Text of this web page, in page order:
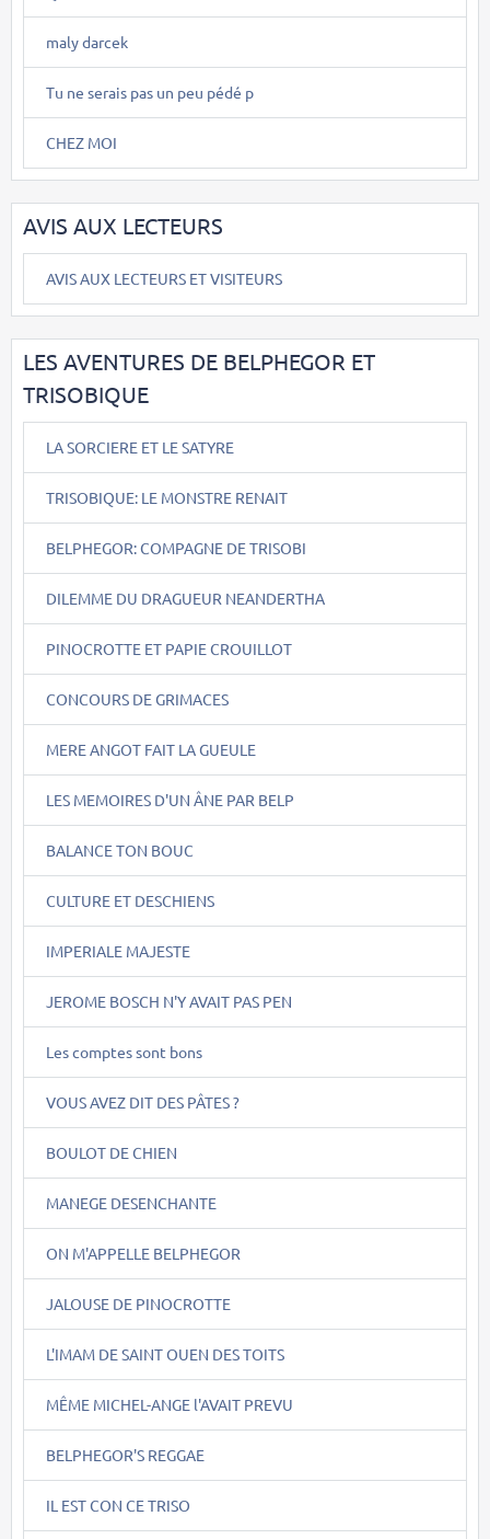
maly darcek
Tu ne serais pas un peu pédé p
CHEZ MOI
AVIS AUX LECTEURS
AVIS AUX LECTEURS ET VISITEURS
LES AVENTURES DE BELPHEGOR ET
TRISOBIQUE
LA SORCIERE ET LE SATYRE
TRISOBIQUE: LE MONSTRE RENAIT
BELPHEGOR: COMPAGNE DE TRISOBI
DILEMME DU DRAGUEUR NEANDERTHA
PINOCROTTE ET PAPIE CROUILLOT
CONCOURS DE GRIMACES
MERE ANGOT FAIT LA GUEULE
LES MEMOIRES D'UN ÂNE PAR BELP
BALANCE TON BOUC
CULTURE ET DESCHIENS
IMPERIALE MAJESTE
JEROME BOSCH N'Y AVAIT PAS PEN
Les comptes sont bons
VOUS AVEZ DIT DES PÂTES ?
BOULOT DE CHIEN
MANEGE DESENCHANTE
ON M'APPELLE BELPHEGOR
JALOUSE DE PINOCROTTE
L'IMAM DE SAINT OUEN DES TOITS
MÊME MICHEL-ANGE l'AVAIT PREVU
BELPHEGOR'S REGGAE
IL EST CON CE TRISO